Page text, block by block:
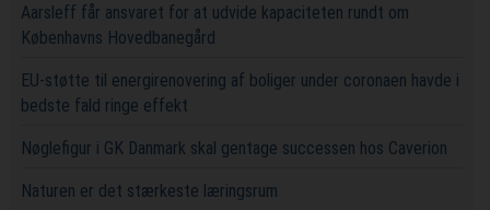
Aarsleff får ansvaret for at udvide kapaciteten rundt om
Københavns Hovedbanegård
EU-støtte til energirenovering af boliger under coronaen havde i
bedste fald ringe effekt
Nøglefigur i GK Danmark skal gentage successen hos Caverion
Naturen er det stærkeste læringsrum